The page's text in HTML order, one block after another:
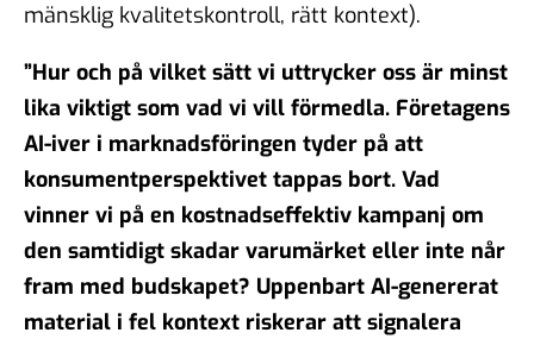
mänsklig kvalitetskontroll, rätt kontext).
”Hur och på vilket sätt vi uttrycker oss är minst
lika viktigt som vad vi vill förmedla. Företagens
AI-iver i marknadsföringen tyder på att
konsumentperspektivet tappas bort. Vad
vinner vi på en kostnadseffektiv kampanj om
den samtidigt skadar varumärket eller inte når
fram med budskapet? Uppenbart AI-genererat
material i fel kontext riskerar att signalera